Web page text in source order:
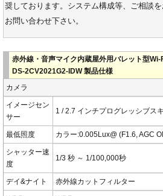
奨しております。システム構成等、ご相談
お問い合わせ下さい。
赤外線・音声マイク内蔵屋外用バレット型
DS-2CV2021G2-IDW 製品仕様
カメラ
イメージセン
サー
1 / 2.7 インチプログレッシブス
最低照度 カラー:0.005Lux@ (F1.6, AGC
シャッター速
度
1/3 秒 ～ 1/100,000秒
デイ&ナイト 赤外線カットフィルター